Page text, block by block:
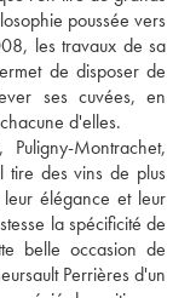
poussée vers
les travaux de sa
de disposer de
ses cuvées, en
d'elles.
Montrachet,
tire des vins de plus
élégance et leur
la spécificité de
belle occasion de
Perrières d'un